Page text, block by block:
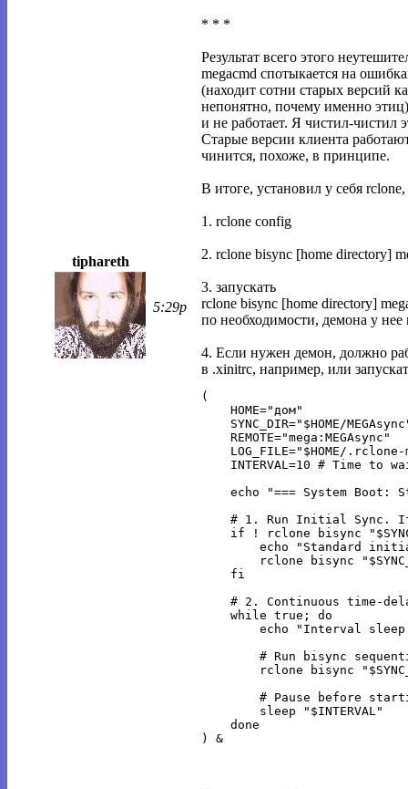
tiphareth
5:29p
* * *
Результат всего этого
megacmd спотыкается на
(находит сотни старых версий
непонятно, почему именно
и не работает. Я чистил-чистил
Старые версии клиента
чинится, похоже, в принципе.
В итоге, установил у себя
1. rclone config
2. rclone bisync [home directory]
3. запускать
rclone bisync [home directory]
по необходимости, демона у нее
4. Если нужен демон, должно
в .xinitrc, например, или
(
    HOME="дом"
SYNC_DIR="$HOME/
    REMOTE="mega:MEGAsync"
LOG_FILE="$HOME/
INTERVAL=10 # Time to
echo "=== System Boot:
# 1. Run Initial Sync.
if ! rclone bisync
echo "Standard
rclone bisync
    fi
# 2. Continuous time-
    while true; do
echo "Interval
# Run bisync
rclone bisync
# Pause before
        sleep "$INTERVAL"
    done